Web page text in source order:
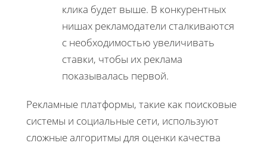
клика будет выше. В конкурентных
нишах рекламодатели сталкиваются
с необходимостью увеличивать
ставки, чтобы их реклама
показывалась первой.
Рекламные платформы, такие как поисковые
системы и социальные сети, используют
сложные алгоритмы для оценки качества